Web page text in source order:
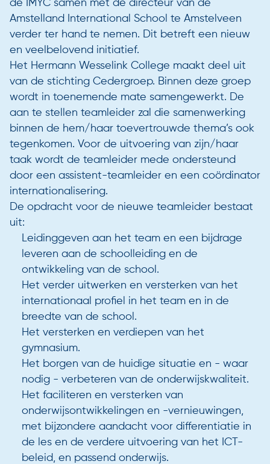
de IMYC samen met de directeur van de
Amstelland International School te Amstelveen
verder ter hand te nemen. Dit betreft een nieuw
en veelbelovend initiatief.
Het Hermann Wesselink College maakt deel uit
van de stichting Cedergroep. Binnen deze groep
wordt in toenemende mate samengewerkt. De
aan te stellen teamleider zal die samenwerking
binnen de hem/haar toevertrouwde thema’s ook
tegenkomen. Voor de uitvoering van zijn/haar
taak wordt de teamleider mede ondersteund
door een assistent-teamleider en een coördinator
internationalisering.
De opdracht voor de nieuwe teamleider bestaat
uit:
Leidinggeven aan het team en een bijdrage
leveren aan de schoolleiding en de
ontwikkeling van de school.
Het verder uitwerken en versterken van het
internationaal profiel in het team en in de
breedte van de school.
Het versterken en verdiepen van het
gymnasium.
Het borgen van de huidige situatie en - waar
nodig - verbeteren van de onderwijskwaliteit.
Het faciliteren en versterken van
onderwijsontwikkelingen en -vernieuwingen,
met bijzondere aandacht voor differentiatie in
de les en de verdere uitvoering van het ICT-
beleid, en passend onderwijs.